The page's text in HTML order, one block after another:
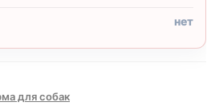
нет
для собак